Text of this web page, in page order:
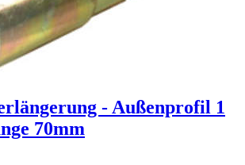
- Außenprofil 1
70mm